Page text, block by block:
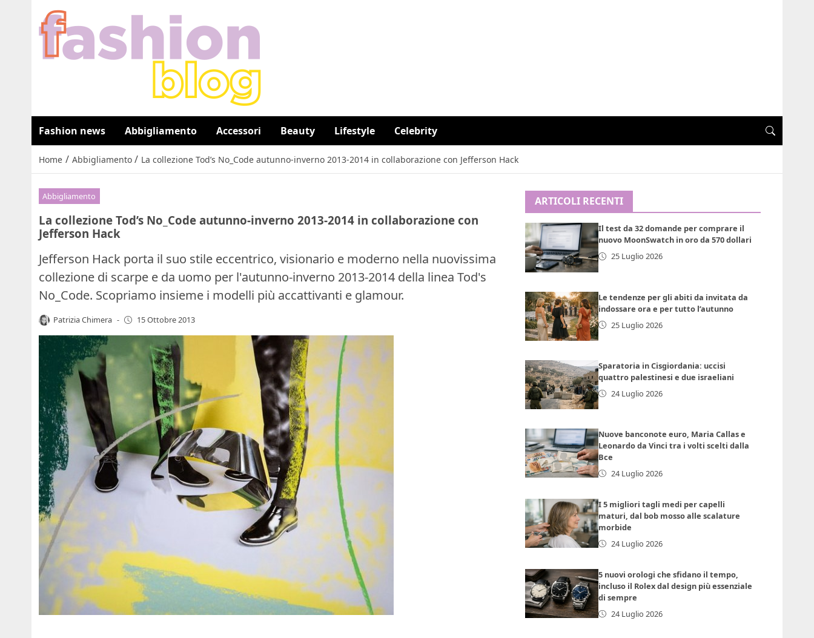
Fashion news Abbigliamento Accessori Beauty Lifestyle Celebrity
Home / Abbigliamento / La collezione Tod’s No_Code autunno-inverno 2013-2014 in collaborazione con Jefferson Hack
Abbigliamento
La collezione Tod’s No_Code autunno-inverno 2013-2014 in collaborazione con
Jefferson Hack
Jefferson Hack porta il suo stile eccentrico, visionario e moderno nella nuovissima
collezione di scarpe e da uomo per l'autunno-inverno 2013-2014 della linea Tod's
No_Code. Scopriamo insieme i modelli più accattivanti e glamour.
Patrizia Chimera - 15 Ottobre 2013
ARTICOLI RECENTI
Il test da 32 domande per comprare il
nuovo MoonSwatch in oro da 570 dollari
25 Luglio 2026
Le tendenze per gli abiti da invitata da
indossare ora e per tutto l’autunno
25 Luglio 2026
Sparatoria in Cisgiordania: uccisi
quattro palestinesi e due israeliani
24 Luglio 2026
Nuove banconote euro, Maria Callas e
Leonardo da Vinci tra i volti scelti dalla
Bce
24 Luglio 2026
I 5 migliori tagli medi per capelli
maturi, dal bob mosso alle scalature
morbide
24 Luglio 2026
5 nuovi orologi che sfidano il tempo,
incluso il Rolex dal design più essenziale
di sempre
24 Luglio 2026